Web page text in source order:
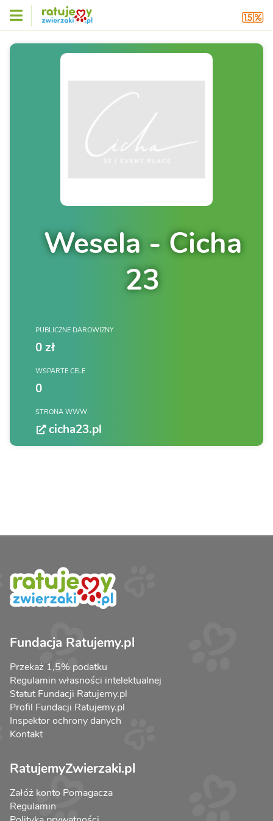
Wesela - Cicha
23
PUBLICZNE DAROWIZNY
0 zł
WSPARTE CELE
0
STRONA WWW
cicha23.pl
Fundacja Ratujemy.pl
Przekaż 1,5% podatku
Regulamin własności intelektualnej
Statut Fundacji Ratujemy.pl
Profil Fundacji Ratujemy.pl
Inspektor ochrony danych
Kontakt
RatujemyZwierzaki.pl
Załóż konto Pomagacza
Regulamin